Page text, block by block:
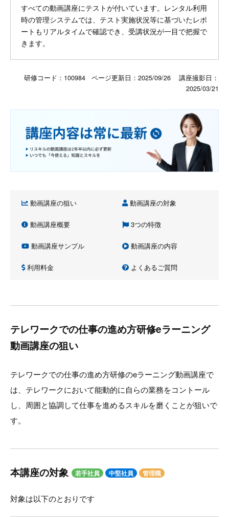
すべての動画講座にテストが付いています。レンタル利用
時の管理システムでは、テスト実施状況等に基づいたレポ
ートもリアルタイムで確認でき、受講状況が一目で把握で
きます。
研修コード：100984 ページ更新日： 2025/09/26
講座撮影日：
2025/03/21
動画講座の狙い 動画講座の対象
動画講座概要 3つの特徴
動画講座サンプル 動画講座の内容
利用料金 よくあるご質問
テレワークでの仕事の進め方研修eラーニング
動画講座の狙い
テレワークでの仕事の進め方研修のeラーニング動画講座で
は、テレワークにおいて能動的に自らの業務をコントール
し、周囲と協調して仕事を進めるスキルを磨くことが狙いで
す。
本講座の対象 若手社員 中堅社員 管理職
対象は以下のとおりです